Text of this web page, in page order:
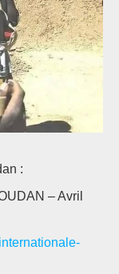
:
– Avril